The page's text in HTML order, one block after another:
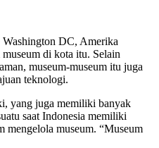
Washington DC, Amerika
di kota itu. Selain
museum-museum itu juga
teknologi.
yang juga memiliki banyak
saat Indonesia memiliki
mengelola museum. “Museum